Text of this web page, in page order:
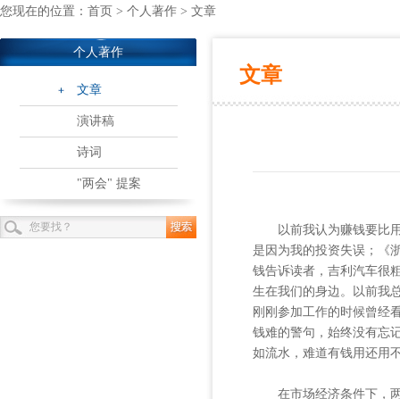
您现在的位置： 首页 > 个人著作 > 文章
个人著作
文章
演讲稿
诗词
"两会" 提案
文章
以前我认为赚钱要比用
是因为我的投资失误；《
钱告诉读者，吉利汽车很
生在我们的身边。以前我
刚刚参加工作的时候曾经
钱难的警句，始终没有忘
如流水，难道有钱用还用
在市场经济条件下，两